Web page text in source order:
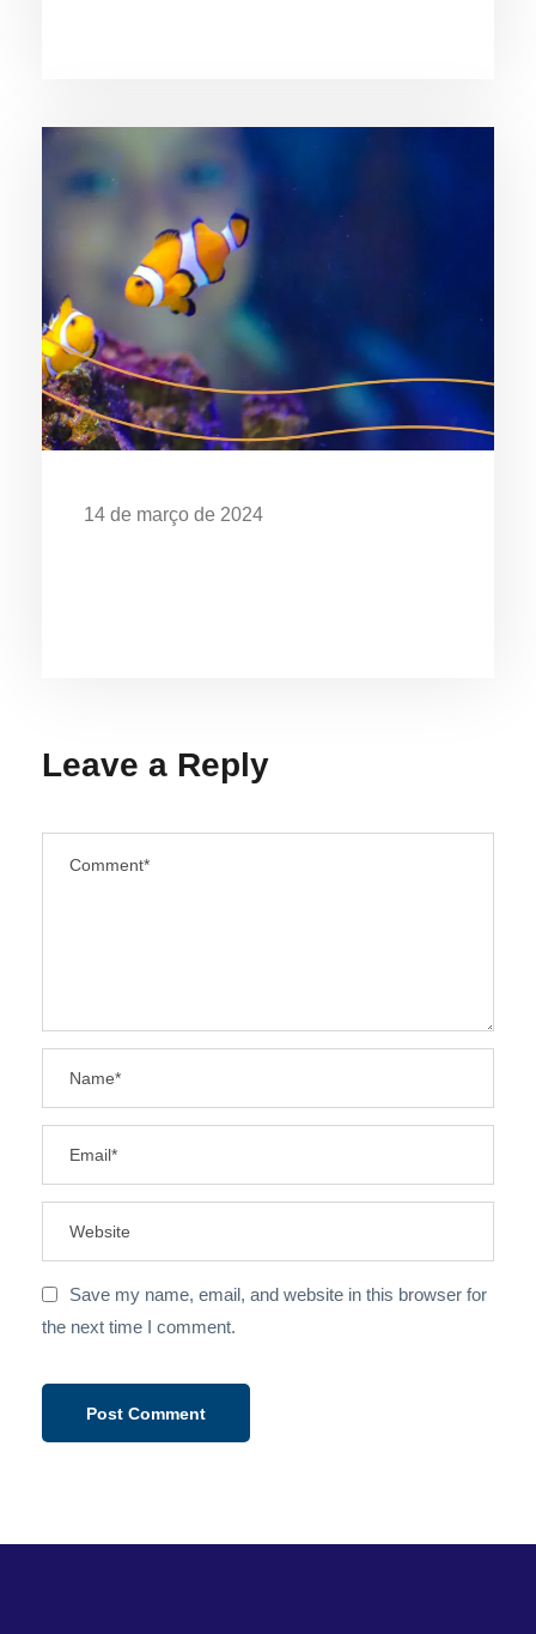
14 de março de 2024
Leave a Reply
Save my name, email, and website in this browser for
the next time I comment.